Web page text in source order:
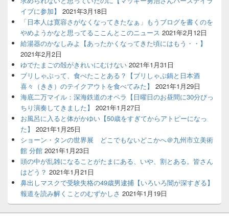
イブに参加】
2021年3月18日
「日本人は寛容さがなくなってきたなぁ」もうブログを書くのを
やめようかなと思ってるここんとこのニュース 2021年2月12日
給湯器のかなしみよ【あったかくなってきた頃にはもう・・】
2021年2月2日
ゆでたまごの殻がきれいにむけない 2021年1月31日
ブリしゃぶって、食べたことある？【ブリしゃぶ鍋と日本酒
喜々（きき）のテイクアウトを食べてみた】
2021年1月29日
海底二万マイル：深海鉄道のオペラ【日曜日のお昼間に30分びっ
ちり演奏してきました】
2021年1月27日
お風呂に入ると体がかゆい【50歳をすぎてからアトピーになっ
た】
2021年1月25日
ショーン・タンの世界展 どこでもないどこかへ＠九州市立美術
館 分館 2021年1月23日
頭の中が乱雑になることがたまにある、いや、割とある。皆さん
はどう？ 2021年1月21日
鼻出しマスクで受験失格の49歳男逮捕【いろいろ闇が深すぎる】
報道を読み解くことのむずかしさ 2021年1月19日